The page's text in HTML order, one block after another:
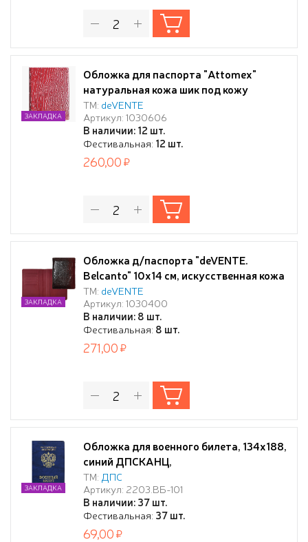
Обложка для паспорта "Attomex"
натуральная кожа шик под кожу
крокодила, прозрачные ПВХ клапаны с
отделами для визиток и сим карты,
скругленные уголки, бордовая
ТМ: deVENTE
Артикул: 1030606
В наличии: 12 шт.
Фестивальная: 12 шт.
ЗАКЛАДКА
260,00
Обложка д/паспорта "deVENTE.
Belcanto" 10x14 см, искусственная кожа
фактурная, поролон, отстрочка, 5
отделений для визиток, в пластиковом
пакете с европодвесом, бордовая
ТМ: deVENTE
Артикул: 1030400
В наличии: 8 шт.
Фестивальная: 8 шт.
ЗАКЛАДКА
271,00
Обложка для военного билета, 134х188,
синий ДПСКАНЦ,
ТМ: ДПС
Артикул: 2203.ВБ-101
В наличии: 37 шт.
Фестивальная: 37 шт.
ЗАКЛАДКА
69,00